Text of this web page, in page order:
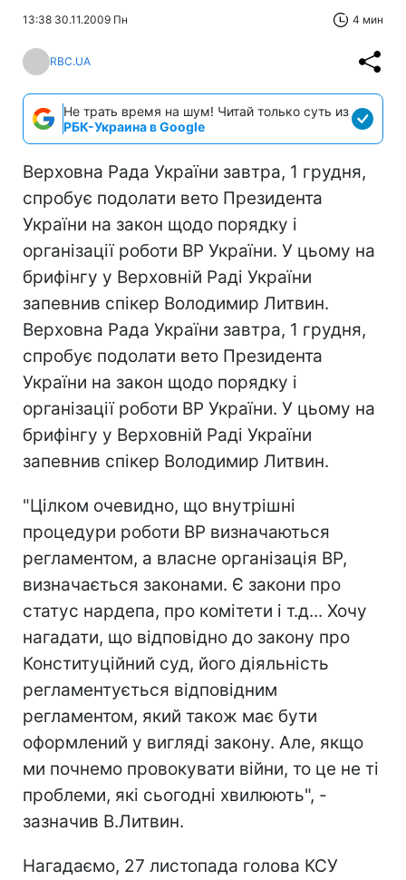
13:38 30.11.2009 Пн 4 мин
RBC.UA
Не трать время на шум! Читай только суть из
РБК-Украина в Google
Верховна Рада України завтра, 1 грудня,
спробує подолати вето Президента
України на закон щодо порядку і
організації роботи ВР України. У цьому на
брифінгу у Верховній Раді України
запевнив спікер Володимир Литвин.
Верховна Рада України завтра, 1 грудня,
спробує подолати вето Президента
України на закон щодо порядку і
організації роботи ВР України. У цьому на
брифінгу у Верховній Раді України
запевнив спікер Володимир Литвин.
"Цілком очевидно, що внутрішні
процедури роботи ВР визначаються
регламентом, а власне організація ВР,
визначається законами. Є закони про
статус нардепа, про комітети і т.д... Хочу
нагадати, що відповідно до закону про
Конституційний суд, його діяльність
регламентується відповідним
регламентом, який також має бути
оформлений у вигляді закону. Але, якщо
ми почнемо провокувати війни, то це не ті
проблеми, які сьогодні хвилюють", -
зазначив В.Литвин.
Нагадаємо, 27 листопада голова КСУ